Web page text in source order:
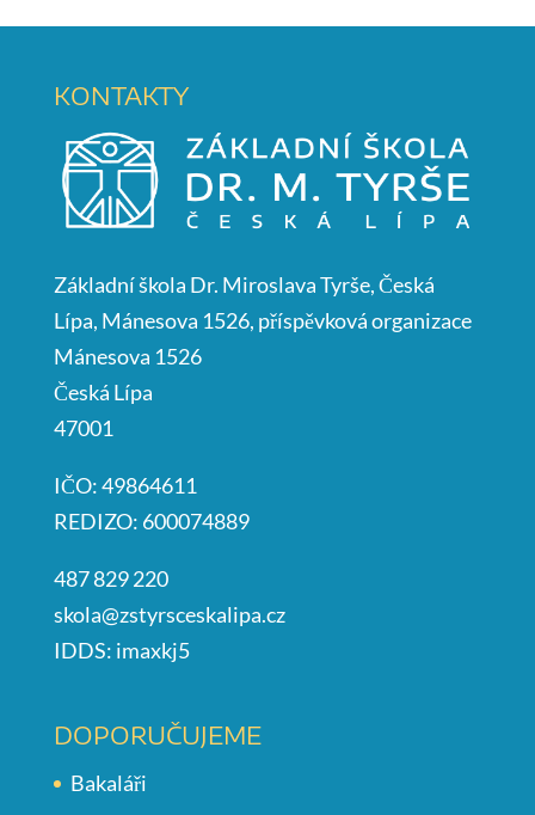
KONTAKTY
Základní škola Dr. Miroslava Tyrše, Česká
Lípa, Mánesova 1526, příspěvková organizace
Mánesova 1526
Česká Lípa
47001
IČO: 49864611
REDIZO: 600074889
487 829 220
skola@zstyrsceskalipa.cz
IDDS: imaxkj5
DOPORUČUJEME
Bakaláři